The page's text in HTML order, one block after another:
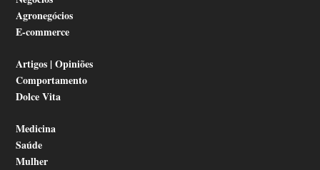
Agronegócios
E-commerce
Artigos | Opiniões
Comportamento
Dolce Vita
Medicina
Saúde
Mulher